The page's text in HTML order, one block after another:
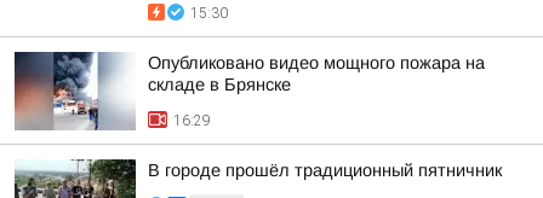
15:30
Опубликовано видео мощного пожара на
складе в Брянске
16:29
В городе прошёл традиционный пятничник